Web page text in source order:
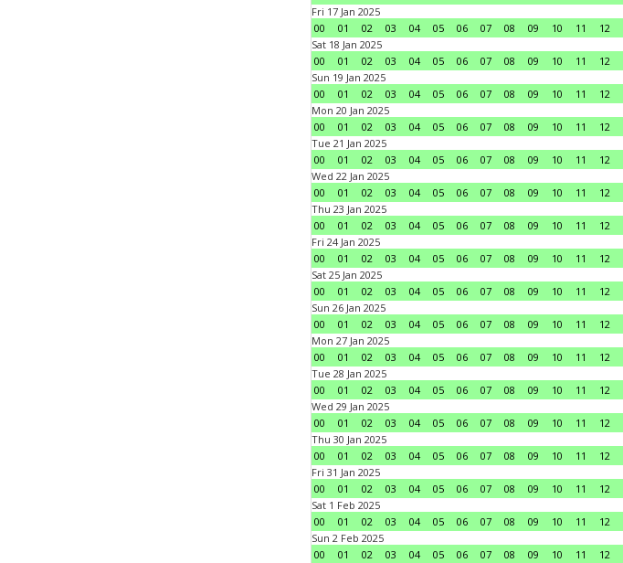
Fri 17 Jan 2025
00
01 02 03 04 05 06 07 08 09 10 11 12
Sat 18 Jan 2025
00
01 02 03 04 05 06 07 08 09 10 11 12
Sun 19 Jan 2025
00
01 02 03 04 05 06 07 08 09 10 11 12
Mon 20 Jan 2025
00
01 02 03 04 05 06 07 08 09 10 11 12
Tue 21 Jan 2025
00
01 02 03 04 05 06 07 08 09 10 11 12
Wed 22 Jan 2025
00
01 02 03 04 05 06 07 08 09 10 11 12
Thu 23 Jan 2025
00
01 02 03 04 05 06 07 08 09 10 11 12
Fri 24 Jan 2025
00
01 02 03 04 05 06 07 08 09 10 11 12
Sat 25 Jan 2025
00
01 02 03 04 05 06 07 08 09 10 11 12
Sun 26 Jan 2025
00
01 02 03 04 05 06 07 08 09 10 11 12
Mon 27 Jan 2025
00
01 02 03 04 05 06 07 08 09 10 11 12
Tue 28 Jan 2025
00
01 02 03 04 05 06 07 08 09 10 11 12
Wed 29 Jan 2025
00
01 02 03 04 05 06 07 08 09 10 11 12
Thu 30 Jan 2025
00
01 02 03 04 05 06 07 08 09 10 11 12
Fri 31 Jan 2025
00
01 02 03 04 05 06 07 08 09 10 11 12
Sat 1 Feb 2025
00
01 02 03 04 05 06 07 08 09 10 11 12
Sun 2 Feb 2025
00
01 02 03 04 05 06 07 08 09 10 11 12